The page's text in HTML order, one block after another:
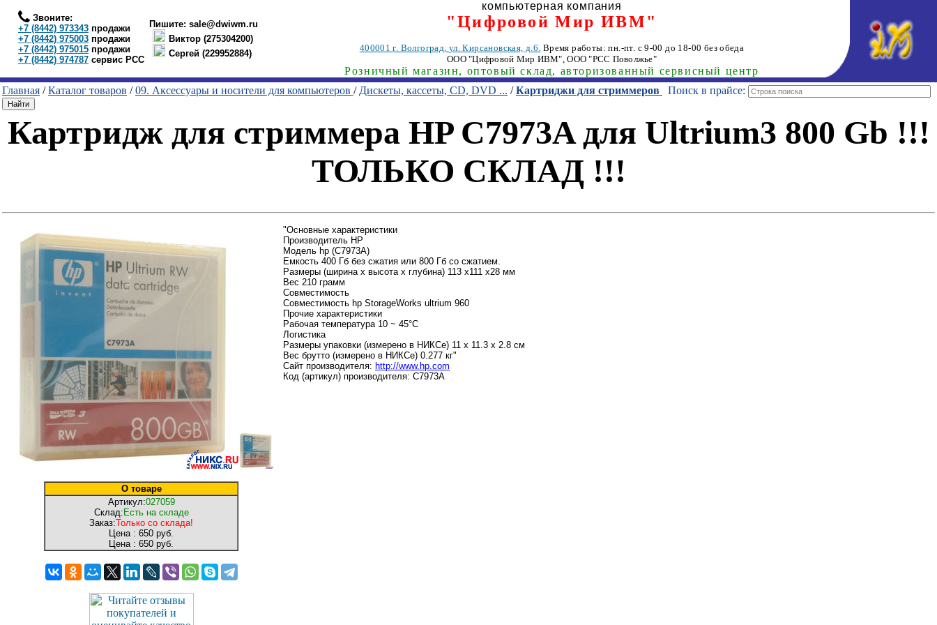
Звоните:
+7 (8442) 973343 продажи
+7 (8442) 975003 продажи
+7 (8442) 975015 продажи
+7 (8442) 974787 сервис РСС
Пишите: sale@dwiwm.ru
Виктор (275304200)
Сергей (229952884)
компьютерная компания
"Цифровой Мир ИВМ"
400001г. Волгоград, ул. Кирсановская, д.6. Время работы: пн.-пт. с 9-00 до 18-00 без обеда
ООО "Цифровой Мир ИВМ", ООО "РСС Поволжье"
Розничный магазин, оптовый склад, авторизованный сервисный центр
Главная /Каталог товаров /09. Аксессуары и носители для компьютеров / Дискеты, кассеты, CD, DVD ... /Картриджи для стриммеров Поиск в прайсе:
Картридж для стриммера HP C7973A для Ultrium3 800 Gb !!!
ТОЛЬКО СКЛАД !!!
О товаре
Артикул:027059
Склад: Есть на складе
Заказ:Только со склада!
Цена : 650 руб.
Цена : 650 руб.
"Основные характеристики
Производитель HP
Модель hp (C7973A)
Емкость 400 Гб без сжатия или 800 Гб со сжатием.
Размеры (ширина x высота x глубина) 113 x111 x28 мм
Вес 210 грамм
Совместимость
Совместимость hp StorageWorks ultrium 960
Прочие характеристики
Рабочая температура 10 ~ 45°C
Логистика
Размеры упаковки (измерено в НИКСе) 11 x 11.3 x 2.8 см
Вес брутто (измерено в НИКСе) 0.277 кг"
Сайт производителя: http://www.hp.com
Код (артикул) производителя: C7973A